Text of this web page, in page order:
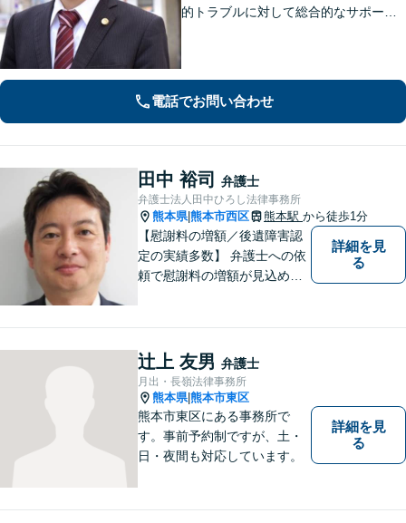
的トラブルに対して総合的なサポート
電話でお問い合わせ
田中 裕司 弁護士
弁護士法人田中ひろし法律事務所
熊本県|熊本市西区 熊本駅 から徒歩1分
【慰謝料の増額／後遺障害認
定の実績多数】 弁護士への依
頼で慰謝料の増額が見込めま
ノウハウ多数】相続手続きか
ら遺言書までトータルサポー
ト【JR熊本駅から徒歩1分】
詳細を見
る
辻上 友男 弁護士
月出・長嶺法律事務所
熊本県|熊本市東区
熊本市東区にある事務所で
す。事前予約制ですが、土・
日・夜間も対応しています。
詳細を見
る